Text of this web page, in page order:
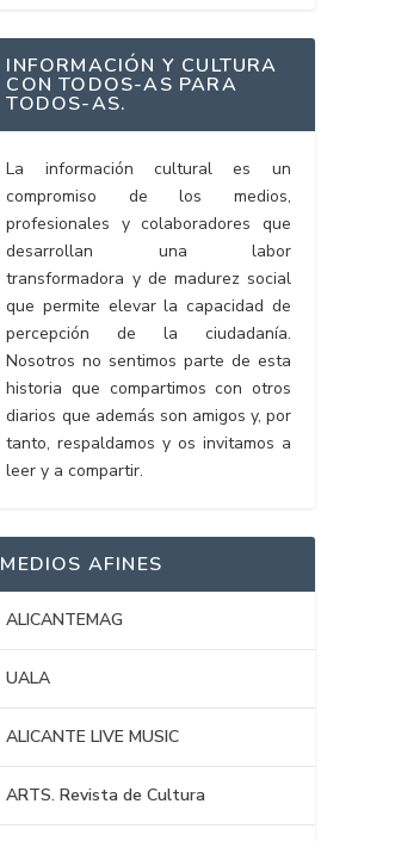
INFORMACIÓN Y CULTURA
CON TODOS-AS PARA
TODOS-AS.
La información cultural es un
compromiso de los medios,
profesionales y colaboradores que
desarrollan una labor
transformadora y de madurez social
que permite elevar la capacidad de
percepción de la ciudadanía.
Nosotros no sentimos parte de esta
historia que compartimos con otros
diarios que además son amigos y, por
tanto, respaldamos y os invitamos a
leer y a compartir.
MEDIOS AFINES
ALICANTEMAG
UALA
ALICANTE LIVE MUSIC
ARTS. Revista de Cultura